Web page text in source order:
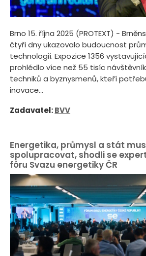
Brno 15. října 2025 (PROTEXT) -
čtyři dny ukazovalo budoucnost
technologií. Expozice 1356
prohlédlo více než 55 tisíc
techniků a byznysmenů, kteří
inovace...
Zadavatel:BVV
Energetika, průmysl a stát
spolupracovat, shodli se
fóru Svazu energetiky ČR